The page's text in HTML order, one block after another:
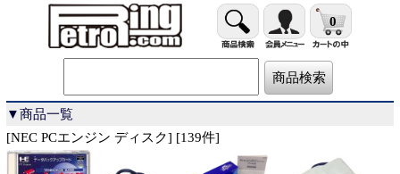
0
▼商品一覧
[NEC PCエンジン ディスク] [139件]